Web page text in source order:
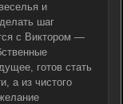
и
шаг
с Виктором —
готов стать
а из чистого